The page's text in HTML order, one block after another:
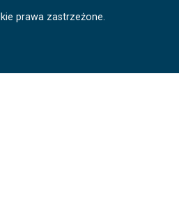
prawa zastrzeżone.